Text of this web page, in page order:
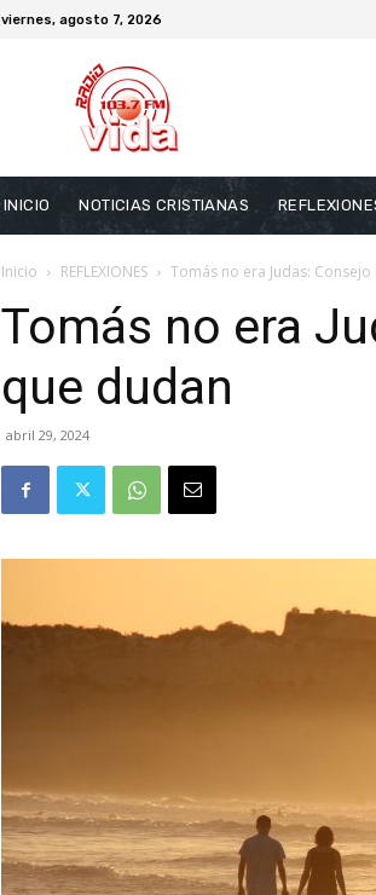
viernes, agosto 7, 2026
INICIO NOTICIAS CRISTIANAS
Inicio REFLEXIONES Tomás no era Judas:
Tomás no era
que dudan
abril 29, 2024